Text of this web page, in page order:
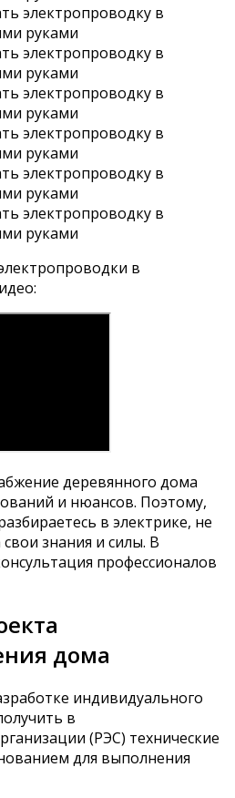
в
деревянного дома
и нюансов. Поэтому,
в электрике, не
знания и силы. В
профессионалов
дома
индивидуального
в
(РЭС) технические
для выполнения